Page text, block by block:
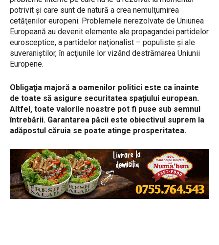
potrivit şi care sunt de natură a crea nemulţumirea
cetăţenilor europeni. Problemele nerezolvate de Uniunea
Europeană au devenit elemente ale propagandei partidelor
eurosceptice, a partidelor naţionalist – populiste şi ale
suveraniştilor, în acţiunile lor vizând destrămarea Uniunii
Europene.
Obligaţia majoră a oamenilor politici este ca înainte
de toate să asigure securitatea spaţiului european.
Altfel, toate valorile noastre pot fi puse sub semnul
întrebării. Garantarea păcii este obiectivul suprem la
adăpostul căruia se poate atinge prosperitatea.